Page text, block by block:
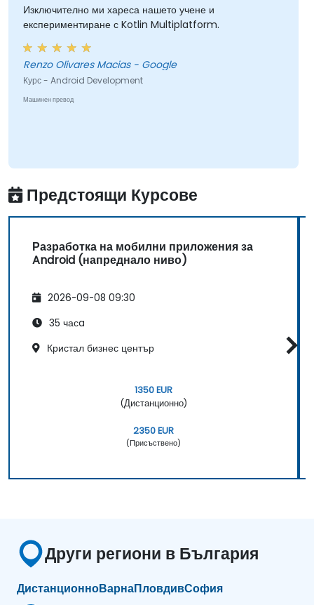
Изключително ми хареса нашето учене и
експериментиране с Kotlin Multiplatform.
Renzo Olivares Macias - Google
Курс - Android Development
Машинен превод
Предстоящи Курсове
Разработка на мобилни приложения за
Android (напреднало ниво)
2026-09-08 09:30
35 часa
Кристал бизнес център
1350 EUR
(Дистанционно)
2350 EUR
(Присъствено)
Други региони в България
ДистанционноВарнаПловдивСофия